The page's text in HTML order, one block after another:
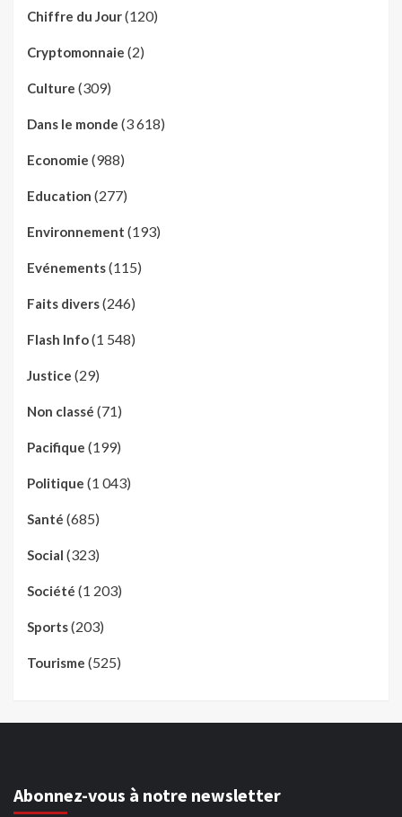
Chiffre du Jour(120)
Cryptomonnaie (2)
Culture (309)
Dans le monde (3 618)
Economie (988)
Education (277)
Environnement (193)
Evénements(115)
Faits divers(246)
Flash Info(1 548)
Justice (29)
Non classé (71)
Pacifique (199)
Politique (1 043)
Santé (685)
Social (323)
Société (1 203)
Sports(203)
Tourisme (525)
Abonnez-vous à notre newsletter